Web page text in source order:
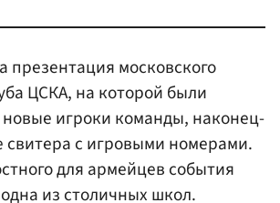
презентация московского
ЦСКА, на которой были
игроки команды, наконец-
свитера с игровыми номерами.
для армейцев события
из столичных школ.